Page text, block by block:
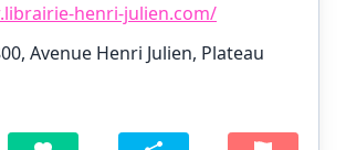
henri-julien.com/
Avenue Henri Julien, Plateau